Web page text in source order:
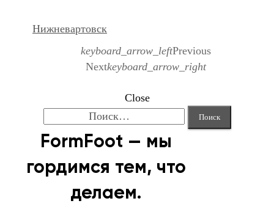
Нижневартовск
keyboard_arrow_leftPrevious
Nextkeyboard_arrow_right
Close
FormFoot — мы
гордимся тем, что
делаем.